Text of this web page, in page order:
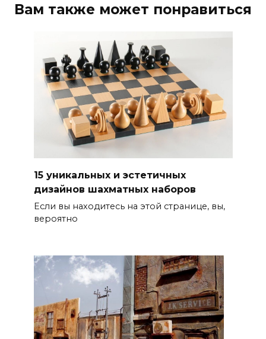
Вам также может понравиться
15 уникальных и эстетичных
дизайнов шахматных наборов
Если вы находитесь на этой странице, вы,
вероятно